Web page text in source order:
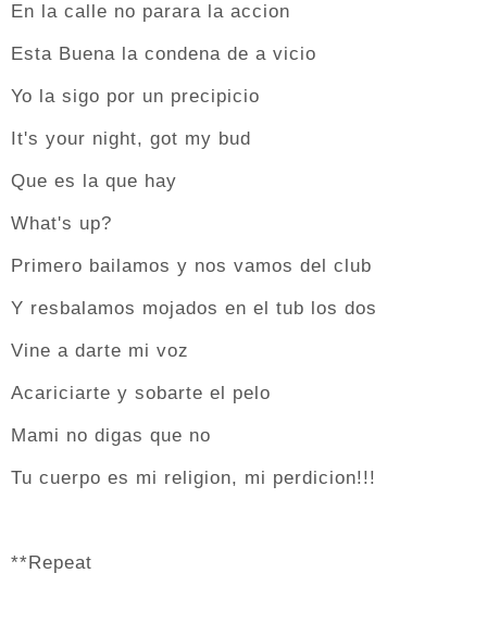
En la calle no parara la accion
Esta Buena la condena de a vicio
Yo la sigo por un precipicio
It's your night, got my bud
Que es la que hay
What's up?
Primero bailamos y nos vamos del club
Y resbalamos mojados en el tub los dos
Vine a darte mi voz
Acariciarte y sobarte el pelo
Mami no digas que no
Tu cuerpo es mi religion, mi perdicion!!!
**Repeat